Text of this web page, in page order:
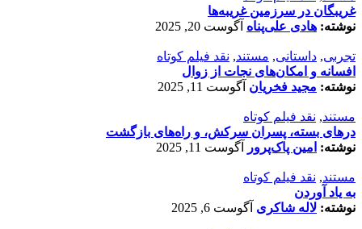
غریبگان در سرزمین غریبه‌ها
نوشته: هادی علی‌پناه آگوست 20, 2025
تجربی, داستانی, مستند, نقد فیلم کوتاه
افسانه‌ و امکان‌های نجات از زوال
نوشته: مجید فخریان آگوست 11, 2025
مستند, نقد فیلم کوتاه
درهای بسته، پسران سرکش، و راه‌های بازگشت
نوشته: امین پاک‌پرور آگوست 11, 2025
مستند, نقد فیلم کوتاه
به یاد آوردن
نوشته: لاله شاکری آگوست 6, 2025